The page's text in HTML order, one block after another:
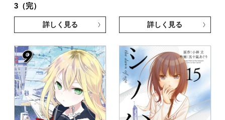
3（完）
詳しく見る 詳しく見る